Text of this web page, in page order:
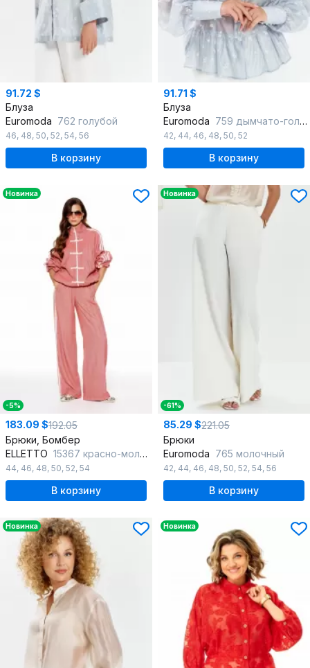
91.72 $
Блуза
Euromoda 762 голубой
46, 48, 50, 52, 54, 56
В корзину
91.71 $
Блуза
Euromoda 759 дымчато-голубой
42, 44, 46, 48, 50, 52
В корзину
Новинка
-5%
183.09 $192.05
Брюки, Бомбер
ELLETTO 15367 красно-молочный
44, 46, 48, 50, 52, 54
В корзину
Новинка
-61%
85.29 $221.05
Брюки
Euromoda 765 молочный
42, 44, 46, 48, 50, 52, 54, 56
В корзину
Новинка Новинка